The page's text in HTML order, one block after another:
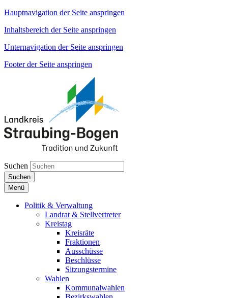
Hauptnavigation der Seite anspringen
Inhaltsbereich der Seite anspringen
Unternavigation der Seite anspringen
Footer der Seite anspringen
Suchen
Suchen
Menü
Politik & Verwaltung
Landrat & Stellvertreter
Kreistag
Kreisräte
Fraktionen
Ausschüsse
Beschlüsse
Sitzungstermine
Wahlen
Kommunalwahlen